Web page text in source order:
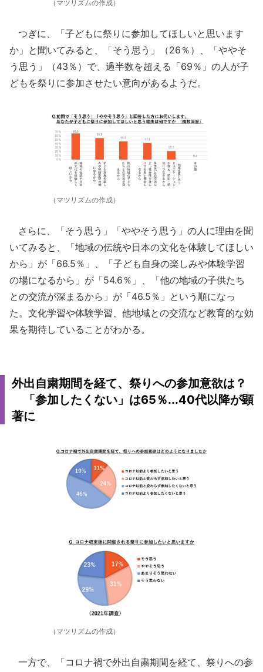
（マツリズムの作成）
つぎに、「子どもに祭りに参加してほしいと思います
か」と聞いてみると、「そう思う」（26％）、「ややそ
う思う」（43％）で、過半数を超える「69％」の人が子
どもを祭りに参加させたい意向があるようだ。
（マツリズムの作成）
さらに、「そう思う」「ややそう思う」の人に理由を聞
いてみると、「地域の伝統や日本の文化を体験してほしい
から」が「66.5％」、「子ども自身の楽しみや体験学習
の場になるから」が「54.6％」、「他の地域の子供たち
との交流が深まるから」が「46.5％」という順になっ
た。文化学習や体験学習、他地域との交流など教育的な効
果を期待していることがわかる。
外出自粛期間を経て、祭りへの参加意欲は？
「参加したくない」は65％...40代以降が顕
著に
（マツリズムの作成）
一方で、「コロナ禍で外出自粛期間を経て、祭りへの参